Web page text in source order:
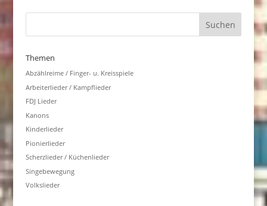
Themen
Abzählreime / Finger- u. Kreisspiele
Arbeiterlieder / Kampflieder
FDJ Lieder
Kanons
Kinderlieder
Pionierlieder
Scherzlieder / Küchenlieder
Singebewegung
Volkslieder